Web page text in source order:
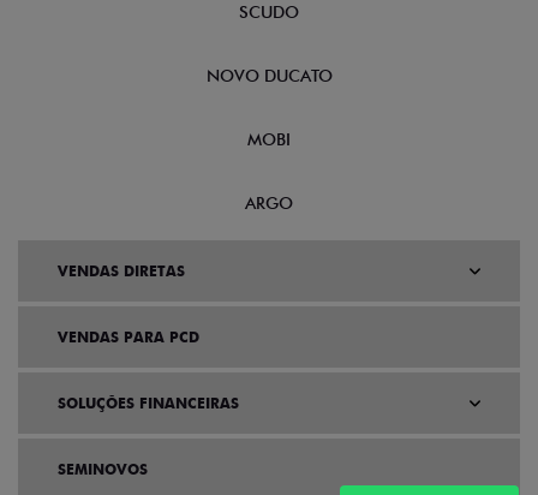
SCUDO
NOVO DUCATO
MOBI
ARGO
VENDAS DIRETAS
VENDAS PARA PCD
SOLUÇÕES FINANCEIRAS
SEMINOVOS